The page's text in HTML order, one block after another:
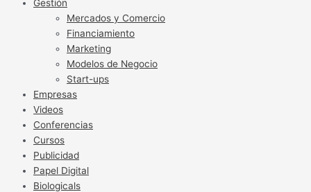
Gestión
Mercados y Comercio
Financiamiento
Marketing
Modelos de Negocio
Start-ups
Empresas
Videos
Conferencias
Cursos
Publicidad
Papel Digital
Biologicals